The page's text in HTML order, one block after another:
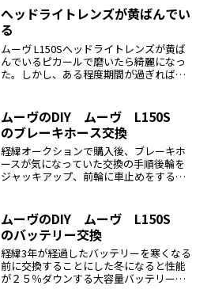
れたブーツはバンドをペンチで外した。
ブーツはカッターで切った...
へッドライトレンズが黄ばんでい
る
ムーヴ L150Sへッドライトレンズが黄ば
んでいるピカールで磨いたら綺麗になっ
た。しかし、ある程度期間が過ぎればま
ライトは溶剤に溶ける。私が行った方法
ミッチャクロンを薄...
ムーヴのDIY ムーヴ L150S
のブレーキホース交換
経緯オークションで購入後、ブレーキホ
ースが気になっていた交換の手順後輪を
ジャッキアップ、前輪に車止めをする
ーする、ブレーキホースのフレアナット
を外すブレーキホース固定す...
ムーヴのDIY ムーヴ L150S
のバッテリー交換
経緯3年が経過したバッテリーを寒くなる
前に交換することにした冬になると性能
が２５％ダウンする大容量バッテリーに